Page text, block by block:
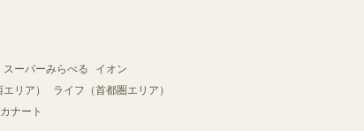
スーパーみらべる
イオン
リア）
ライフ（首都圏エリア）
ナート